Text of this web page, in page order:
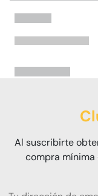
Al suscribirte
compra